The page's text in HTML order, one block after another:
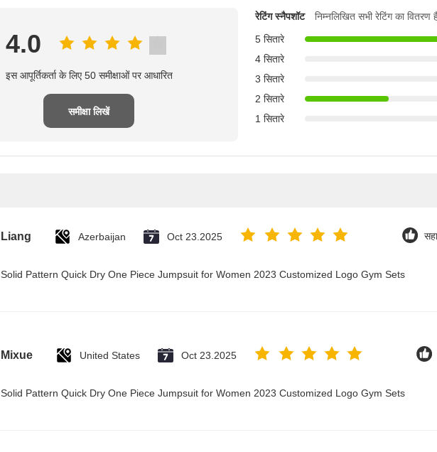
4.0
इस आपूर्तिकर्ता के लिए 50 समीक्षाओं पर आधारित
समीक्षा लिखें
रेटिंग स्नैपशॉट
निम्नलिखित सभी रेटिंग का वितरण
5 सितारे
4 सितारे
3 सितारे
2 सितारे
1 सितारे
Liang Azerbaijan Oct 23.2025
Solid Pattern Quick Dry One Piece Jumpsuit for Women 2023 Customized Logo Gym Sets
Mixue United States Oct 23.2025
Solid Pattern Quick Dry One Piece Jumpsuit for Women 2023 Customized Logo Gym Sets